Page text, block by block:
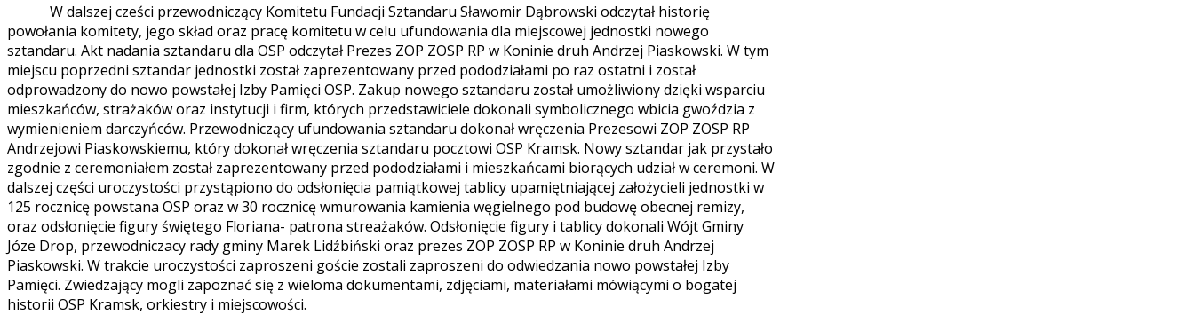
W dalszej cześci przewodniczący Komitetu Fundacji Sztandaru Sławomir Dąbrowski odczytał historię
powołania komitety, jego skład oraz pracę komitetu w celu ufundowania dla miejscowej jednostki nowego
sztandaru. Akt nadania sztandaru dla OSP odczytał Prezes ZOP ZOSP RP w Koninie druh Andrzej Piaskowski. W tym
miejscu poprzedni sztandar jednostki został zaprezentowany przed pododziałami po raz ostatni i został
odprowadzony do nowo powstałej Izby Pamięci OSP. Zakup nowego sztandaru został umożliwiony dzięki wsparciu
mieszkańców, strażaków oraz instytucji i firm, których przedstawiciele dokonali symbolicznego wbicia gwoździa z
wymienieniem darczyńców. Przewodniczący ufundowania sztandaru dokonał wręczenia Prezesowi ZOP ZOSP RP
Andrzejowi Piaskowskiemu, który dokonał wręczenia sztandaru pocztowi OSP Kramsk. Nowy sztandar jak przystało
zgodnie z ceremoniałem został zaprezentowany przed pododziałami i mieszkańcami biorących udział w ceremoni. W
dalszej części uroczystości przystąpiono do odsłonięcia pamiątkowej tablicy upamiętniającej założycieli jednostki w
125 rocznicę powstana OSP oraz w 30 rocznicę wmurowania kamienia węgielnego pod budowę obecnej remizy,
oraz odsłonięcie figury świętego Floriana- patrona streażaków. Odsłonięcie figury i tablicy dokonali Wójt Gminy
Józe Drop, przewodniczacy rady gminy Marek Lidźbiński oraz prezes ZOP ZOSP RP w Koninie druh Andrzej
Piaskowski. W trakcie uroczystości zaproszeni goście zostali zaproszeni do odwiedzania nowo powstałej Izby
Pamięci. Zwiedzający mogli zapoznać się z wieloma dokumentami, zdjęciami, materiałami mówiącymi o bogatej
historii OSP Kramsk, orkiestry i miejscowości.